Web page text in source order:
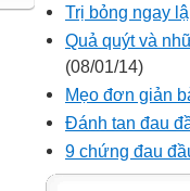
Trị bỏng ngay
Quả quýt và
(08/01/14)
Mẹo đơn giản
Đánh tan đau
9 chứng đau